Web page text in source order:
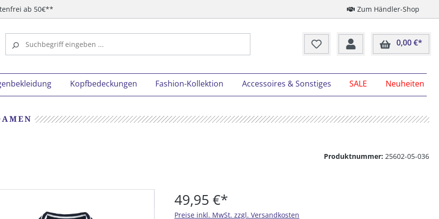
ab 50€** Zum Händler-Shop
0,00 €*
Kopfbedeckungen Fashion-Kollektion Accessoires & Sonstiges SALE Neuheiten
Produktnummer: 25602-05-036
49,95 €*
Preise inkl. MwSt. zzgl. Versandkosten